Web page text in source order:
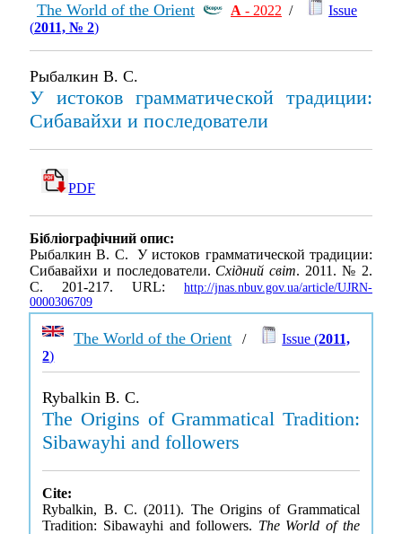
The World of the Orient А - 2022 /
Issue
(2011, № 2)
Рыбалкин B. C.
У истоков грамматической традиции:
Сибавайхи и последователи
PDF
Бібліографічний опис:
Рыбалкин B. C. У истоков грамматической традиции:
Сибавайхи и последователи. Східний світ. 2011. № 2.
С. 201-217. URL: http://jnas.nbuv.gov.ua/article/UJRN-
0000306709
The World of the Orient / Issue (2011,
2)
Rybalkin B. C.
The Origins of Grammatical Tradition:
Sibawayhi and followers
Cite:
Rybalkin, B. C. (2011). The Origins of Grammatical
Tradition: Sibawayhi and followers. The World of the